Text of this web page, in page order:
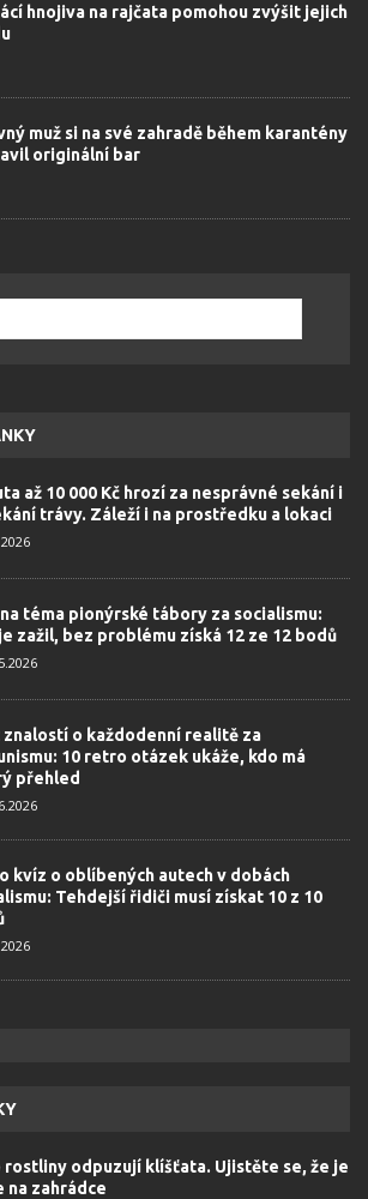
hnojiva na rajčata pomohou zvýšit jejich
muž si na své zahradě během karantény
originální bar
až 10 000 Kč hrozí za nesprávné sekání i
trávy. Záleží i na prostředku a lokaci
téma pionýrské tábory za socialismu:
zažil, bez problému získá 12 ze 12 bodů
znalostí o každodenní realitě za
10 retro otázek ukáže, kdo má
přehled
kvíz o oblíbených autech v dobách
Tehdejší řidiči musí získat 10 z 10
rostliny odpuzují klíšťata. Ujistěte se, že je
na zahrádce